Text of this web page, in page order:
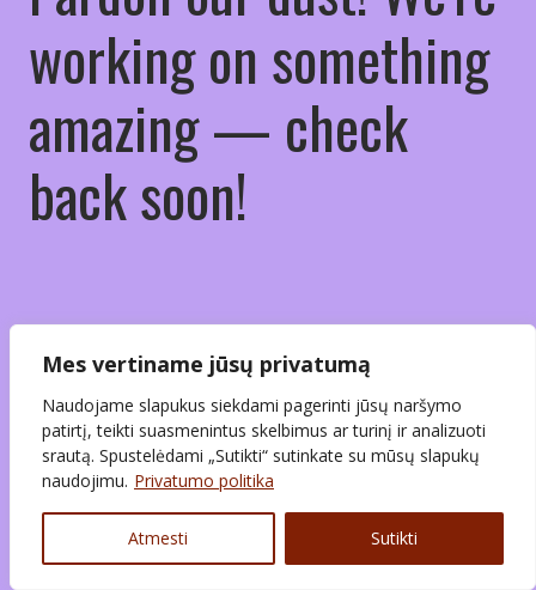
Mes vertiname jūsų privatumą
Naudojame slapukus siekdami pagerinti jūsų naršymo
patirtį, teikti suasmenintus skelbimus ar turinį ir analizuoti
srautą. Spustelėdami „Sutikti“ sutinkate su mūsų slapukų
naudojimu. Privatumo politika
Atmesti Sutikti
working on something
amazing — check
back soon!